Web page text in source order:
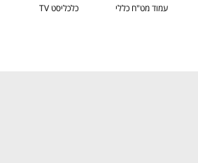
עמוד מט"ח כללי כלכליסט TV